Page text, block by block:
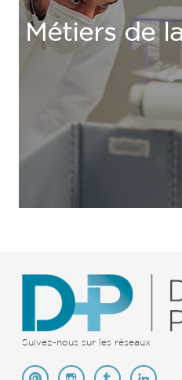
Métiers de
Suivez-nous sur les réseaux